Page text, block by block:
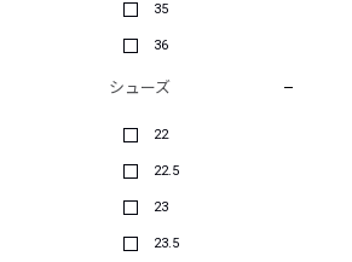
35
36
シューズ
22
22.5
23
23.5